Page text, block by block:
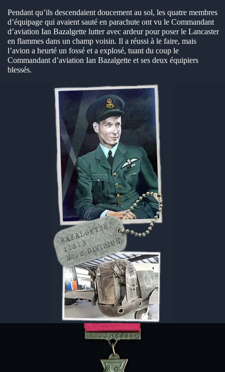
Pendant qu’ils descendaient doucement au sol, les quatre membres
d’équipage qui avaient sauté en parachute ont vu le Commandant
d’aviation Ian Bazalgette lutter avec ardeur pour poser le Lancaster
en flammes dans un champ voisin. Il a réussi à le faire, mais
l’avion a heurté un fossé et a explosé, tuant du coup le
Commandant d’aviation Ian Bazalgette et ses deux équipiers
blessés.